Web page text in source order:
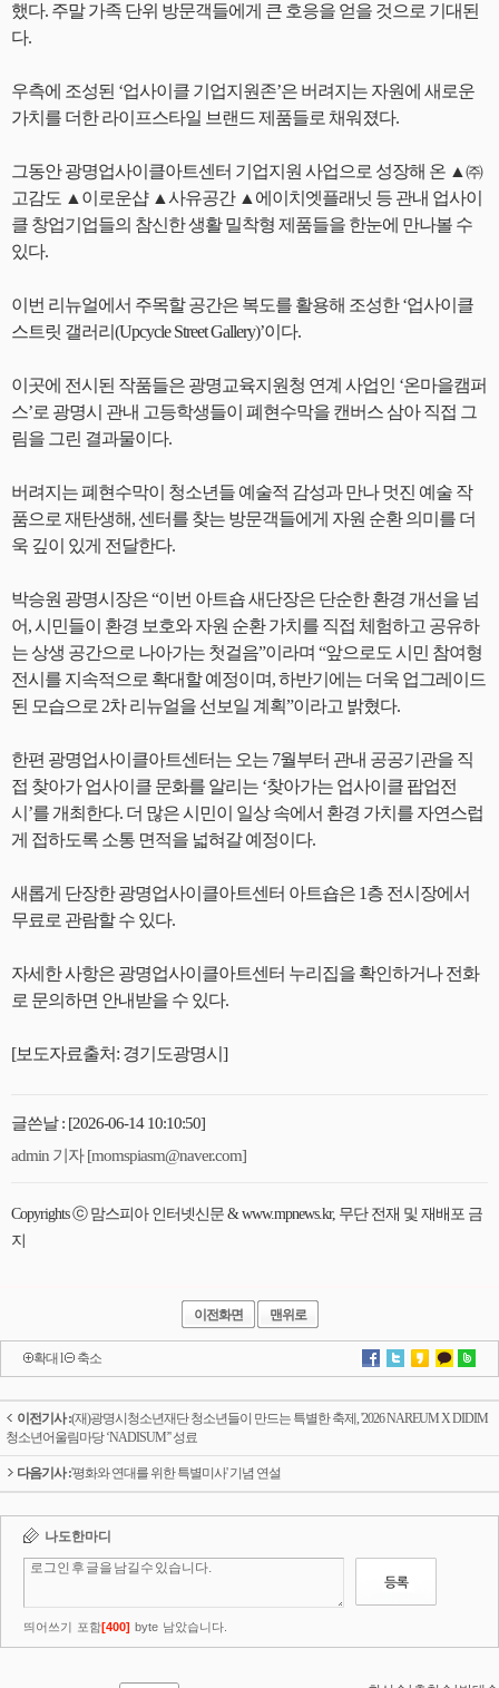
했다. 주말 가족 단위 방문객들에게 큰 호응을 얻을 것으로 기대된
다.
우측에 조성된 ‘업사이클 기업지원존’은 버려지는 자원에 새로운
가치를 더한 라이프스타일 브랜드 제품들로 채워졌다.
그동안 광명업사이클아트센터 기업지원 사업으로 성장해 온 ▲㈜
고감도 ▲이로운샵 ▲사유공간 ▲에이치엣플래닛 등 관내 업사이
클 창업기업들의 참신한 생활 밀착형 제품들을 한눈에 만나볼 수
있다.
이번 리뉴얼에서 주목할 공간은 복도를 활용해 조성한 ‘업사이클
스트릿 갤러리(Upcycle Street Gallery)’이다.
이곳에 전시된 작품들은 광명교육지원청 연계 사업인 ‘온마을캠퍼
스’로 광명시 관내 고등학생들이 폐현수막을 캔버스 삼아 직접 그
림을 그린 결과물이다.
버려지는 폐현수막이 청소년들 예술적 감성과 만나 멋진 예술 작
품으로 재탄생해, 센터를 찾는 방문객들에게 자원 순환 의미를 더
욱 깊이 있게 전달한다.
박승원 광명시장은 “이번 아트숍 새단장은 단순한 환경 개선을 넘
어, 시민들이 환경 보호와 자원 순환 가치를 직접 체험하고 공유하
는 상생 공간으로 나아가는 첫걸음”이라며 “앞으로도 시민 참여형
전시를 지속적으로 확대할 예정이며, 하반기에는 더욱 업그레이드
된 모습으로 2차 리뉴얼을 선보일 계획”이라고 밝혔다.
한편 광명업사이클아트센터는 오는 7월부터 관내 공공기관을 직
접 찾아가 업사이클 문화를 알리는 ‘찾아가는 업사이클 팝업전
시’를 개최한다. 더 많은 시민이 일상 속에서 환경 가치를 자연스럽
게 접하도록 소통 면적을 넓혀갈 예정이다.
새롭게 단장한 광명업사이클아트센터 아트숍은 1층 전시장에서
무료로 관람할 수 있다.
자세한 사항은 광명업사이클아트센터 누리집을 확인하거나 전화
로 문의하면 안내받을 수 있다.
[보도자료출처: 경기도광명시]
글쓴날 : [2026-06-14 10:10:50]
admin 기자 [momspiasm@naver.com]
Copyrights ⓒ 맘스피아 인터넷신문 & www.mpnews.kr, 무단 전재 및 재배포 금
지
이전화면 맨위로
확대 l 축소
이전기사 :(재)광명시청소년재단 청소년들이 만드는 특별한 축제, '2026 NAREUM X DIDIM
청소년어울림마당 ‘NADISUM’' 성료
다음기사 :'평화와 연대를 위한 특별미사' 기념 연설